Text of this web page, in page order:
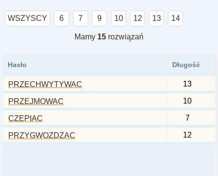
WSZYSCY 6 7 9 10 12 13 14
Mamy 15 rozwiązań
Hasło Długość
PRZECHWYTYWAC 13
PRZEJMOWAC 10
CZEPIAC 7
PRZYGWOZDZAC 12